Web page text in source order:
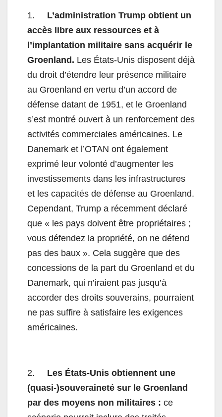
1. L’administration Trump obtient un
accès libre aux ressources et à
l’implantation militaire sans acquérir le
Groenland. Les États-Unis disposent déjà
du droit d’étendre leur présence militaire
au Groenland en vertu d’un accord de
défense datant de 1951, et le Groenland
s’est montré ouvert à un renforcement des
activités commerciales américaines. Le
Danemark et l’OTAN ont également
exprimé leur volonté d’augmenter les
investissements dans les infrastructures
et les capacités de défense au Groenland.
Cependant, Trump a récemment déclaré
que « les pays doivent être propriétaires ;
vous défendez la propriété, on ne défend
pas des baux ». Cela suggère que des
concessions de la part du Groenland et du
Danemark, qui n’iraient pas jusqu’à
accorder des droits souverains, pourraient
ne pas suffire à satisfaire les exigences
américaines.
2. Les États-Unis obtiennent une
(quasi-)souveraineté sur le Groenland
par des moyens non militaires : ce